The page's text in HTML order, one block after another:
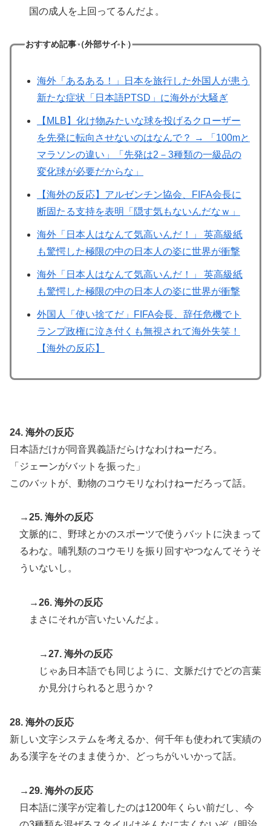
国の成人を上回ってるんだよ。
おすすめ記事（外部サイト）
海外「あるある！」日本を旅行した外国人が患う
新たな症状「日本語PTSD」に海外が大騒ぎ
【MLB】化け物みたいな球を投げるクローザー
を先発に転向させないのはなんで？ → 「100mと
マラソンの違い」「先発は2－3種類の一級品の
変化球が必要だからな」
【海外の反応】アルゼンチン協会、FIFA会長に
断固たる支持を表明「隠す気もないんだなｗ」
海外「日本人はなんて気高いんだ！」 英高級紙
も驚愕した極限の中の日本人の姿に世界が衝撃
海外「日本人はなんて気高いんだ！」 英高級紙
も驚愕した極限の中の日本人の姿に世界が衝撃
外国人「使い捨てだ」FIFA会長、辞任危機でト
ランプ政権に泣き付くも無視されて海外失笑！
【海外の反応】
24. 海外の反応
日本語だけが同音異義語だらけなわけねーだろ。
「ジェーンがバットを振った」
このバットが、動物のコウモリなわけねーだろって話。
→25. 海外の反応
文脈的に、野球とかのスポーツで使うバットに決まって
るわな。哺乳類のコウモリを振り回すやつなんてそうそ
ういないし。
→26. 海外の反応
まさにそれが言いたいんだよ。
→27. 海外の反応
じゃあ日本語でも同じように、文脈だけでどの言葉
か見分けられると思うか？
28. 海外の反応
新しい文字システムを考えるか、何千年も使われて実績の
ある漢字をそのまま使うか、どっちがいいかって話。
→29. 海外の反応
日本語に漢字が定着したのは1200年くらい前だし、今